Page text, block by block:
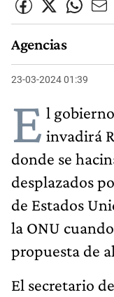
Agencias
23-03-2024 01:39
E l
invadirá
donde se
desplazados
de Estados
la ONU
propuesta de
El secretario